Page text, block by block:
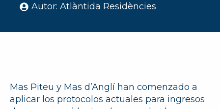
Autor: Atlàntida Residències
Mas Piteu y Mas d’Anglí han comenzado a
aplicar los protocolos actuales para ingresos